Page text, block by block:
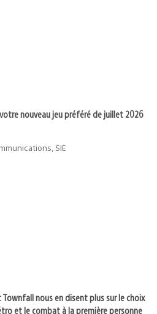
nouveau jeu préféré de juillet 2026
SIE
nous en disent plus sur le choix
et le combat à la première personne